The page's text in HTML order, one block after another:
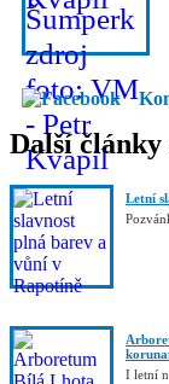
Další
Letní
I letní